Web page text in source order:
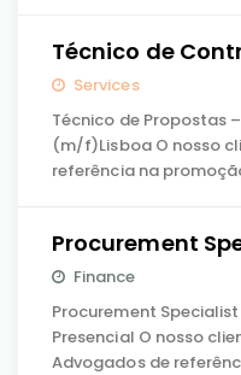
Técnico de
Services
Técnico de Propostas
(m/f)Lisboa O nosso
referência na
Procurement
Finance
Procurement
Presencial O nosso
Advogados de